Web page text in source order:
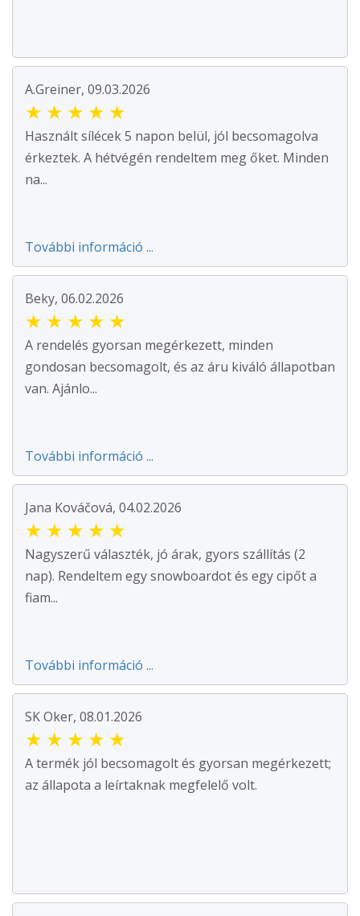
A.Greiner, 09.03.2026
★ ★ ★ ★ ★
Használt sílécek 5 napon belül, jól becsomagolva
érkeztek. A hétvégén rendeltem meg őket. Minden
na...
További információ ...
Beky, 06.02.2026
★ ★ ★ ★ ★
A rendelés gyorsan megérkezett, minden
gondosan becsomagolt, és az áru kiváló állapotban
van. Ajánlo...
További információ ...
Jana Kováčová, 04.02.2026
★ ★ ★ ★ ★
Nagyszerű választék, jó árak, gyors szállítás (2
nap). Rendeltem egy snowboardot és egy cipőt a
fiam...
További információ ...
SK Oker, 08.01.2026
★ ★ ★ ★ ★
A termék jól becsomagolt és gyorsan megérkezett;
az állapota a leírtaknak megfelelő volt.